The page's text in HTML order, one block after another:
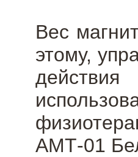
Вес
этому,
АМТ-01